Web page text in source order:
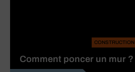
CONSTRUCTION
Comment poncer un mur ?